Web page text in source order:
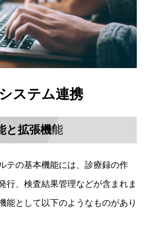
ステム連携
と拡張機能
テの基本機能には、診療録の作
行、検査結果管理などが含まれま
能として以下のようなものがあり